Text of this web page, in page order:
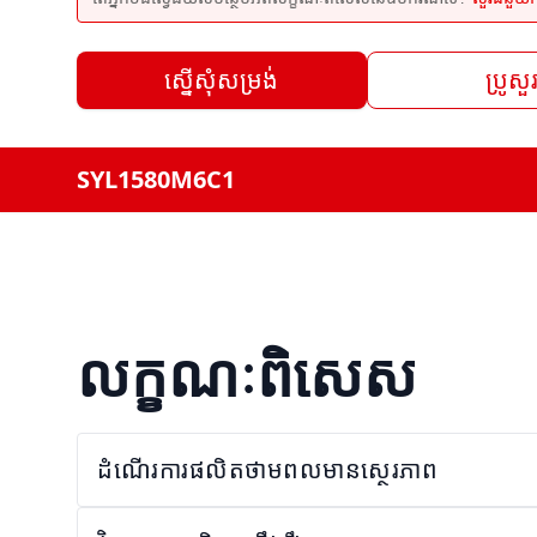
ស្នើសុំសម្រង់ ប្រូសួរ
SYL1580M6C1
លក្ខណៈពិសេស
ដំណើរការផលិតថាមពលមានស្ថេរភាព